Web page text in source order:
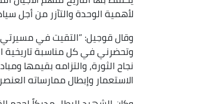
لأهمية الوحدة والتآزر من أجل
وقال قوجيل: ”التقيت في
وتحضرني في كل مناسبة تاريخية
نجاح الثورة، والتزامه بقيمها
الاستعمار وإبطال ممارساته